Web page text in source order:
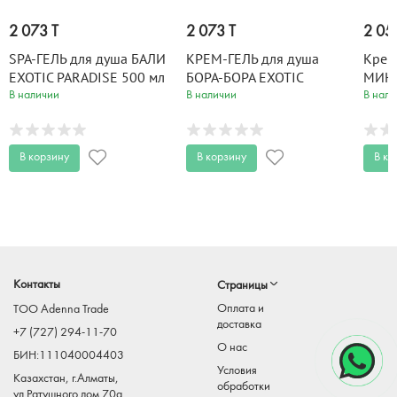
2 073 T
SPA-ГЕЛЬ для душа БАЛИ
EXOTIC PARADISE 500 мл
В наличии
В корзину
2 073 T
КРЕМ-ГЕЛЬ для душа
БОРА-БОРА EXOTIC
PARADISE 500 мл
В наличии
В корзину
2
с
В
В
Контакты
TOO Adenna Trade
+7 (727) 294-11-70
БИН:111040004403
Казахстан, г.Алматы,
ул.Ратушного дом 70а
Страницы
Оплата и
доставка
О нас
Условия
обработки